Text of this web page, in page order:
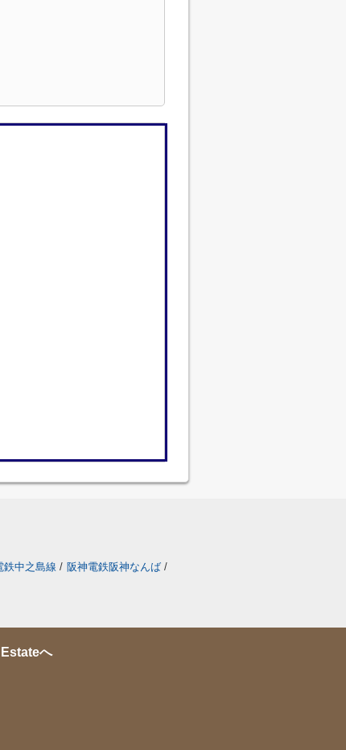
鉄中之島線 / 阪神電鉄阪神なんば /
へ